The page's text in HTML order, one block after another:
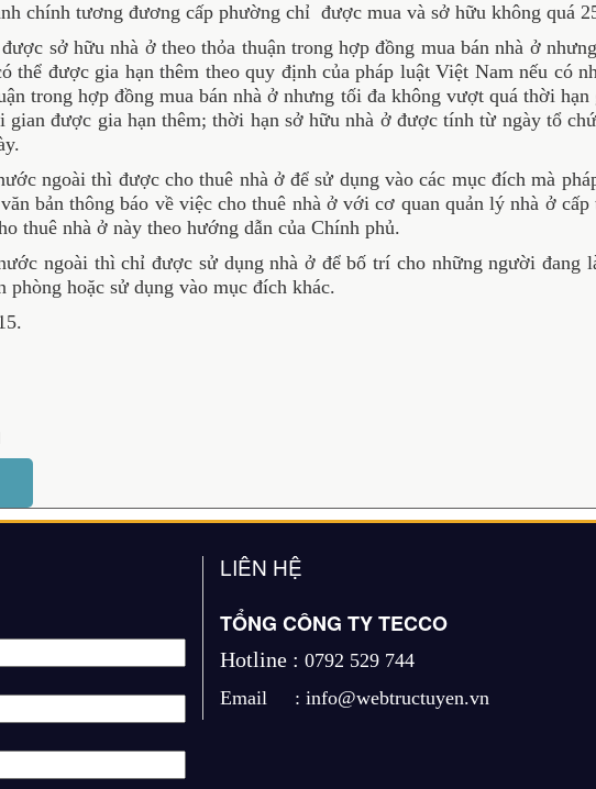
chính tương đương cấp phường chỉ được mua và sở hữu không quá
sở hữu nhà ở theo thỏa thuận trong hợp đồng mua bán nhà ở
thể được gia hạn thêm theo quy định của pháp luật Việt Nam nếu có
trong hợp đồng mua bán nhà ở nhưng tối đa không vượt quá thời
gian được gia hạn thêm; thời hạn sở hữu nhà ở được tính từ ngày tổ
ngoài thì được cho thuê nhà ở để sử dụng vào các mục đích mà
bản thông báo về việc cho thuê nhà ở với cơ quan quản lý nhà ở
thuê nhà ở này theo hướng dẫn của Chính phủ.
ngoài thì chỉ được sử dụng nhà ở để bố trí cho những người đang
phòng hoặc sử dụng vào mục đích khác.
LIÊN HỆ
TỔNG CÔNG TY TECCO
Hotline : 0792 529 744
Email : info@webtructuyen.vn